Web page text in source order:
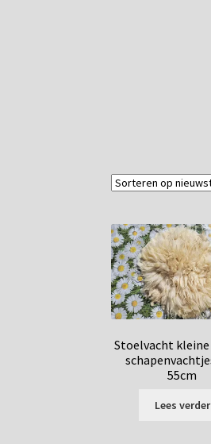
Stoelvacht
55cm
Lees verder